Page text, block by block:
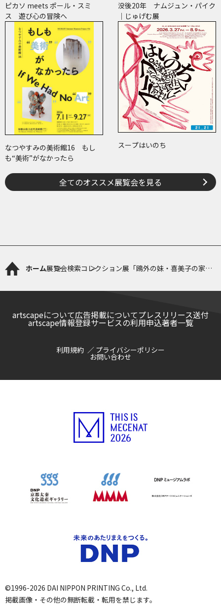
ピカソ meets ポール・スミ
ス 遊び心の冒険へ
没後20年 ナムジュン・パイク
｜じゅげむ展
なつやすみの美術館16 もし
も“美術”がなかったら
スープはいのち
全てのオススメ展覧会を見る
ホーム展覧会検索コレクション展「鴎外の妹・喜美子の家族
artscapeについて広告掲載についてプレスリリース送付
artscape情報登録サービスの利用申込著者一覧
利用規約 プライバシーポリシー
お問い合わせ
©1996-2026 DAI NIPPON PRINTING Co., Ltd.
掲載画像・その他の無断転載・転用を禁じます。